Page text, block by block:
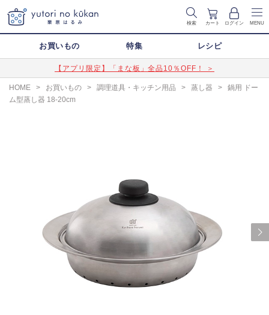
検索 カート ログイン MENU
お買いもの 特集 レシピ
【アプリ限定】「まな板」全品10％OFF！ ＞
HOME > お買いもの > 調理道具・キッチン用品 > 蒸し器 >
鍋用 ドー
ム型蒸し器 18-20cm
Next